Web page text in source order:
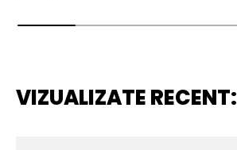
VIZUALIZATE RECENT: